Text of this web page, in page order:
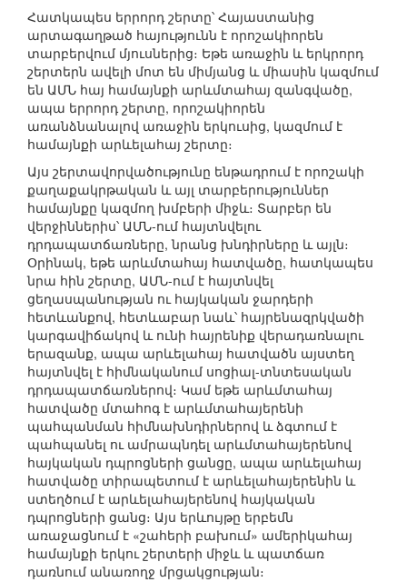
Հատկապես երրորդ շերտը՝ Հայաստանից
արտագաղթած հայությունն է որոշակիորեն
տարբերվում մյուսներից։ Եթե առաջին և երկրորդ
շերտերն ավելի մոտ են միմյանց և միասին կազմում
են ԱՄՆ հայ համայնքի արևմտահայ զանգվածը,
ապա երրորդ շերտը, որոշակիորեն
առանձնանալով առաջին երկուսից, կազմում է
համայնքի արևելահայ շերտը։
Այս շերտավորվածությունը ենթադրում է որոշակի
քաղաքակրթական և այլ տարբերություններ
համայնքը կազմող խմբերի միջև։ Տարբեր են
վերջիններիս՝ ԱՄՆ-ում հայտնվելու
դրդապատճառները, նրանց խնդիրները և այլն։
Օրինակ, եթե արևմտահայ հատվածը, հատկապես
նրա հին շերտը, ԱՄՆ-ում է հայտնվել
ցեղասպանության ու հայկական ջարդերի
հետևանքով, հետևաբար նաև՝ հայրենազրկվածի
կարգավիճակով և ունի հայրենիք վերադառնալու
երազանք, ապա արևելահայ հատվածն այստեղ
հայտնվել է հիմնականում սոցիալ-տնտեսական
դրդապատճառներով։ Կամ եթե արևմտահայ
հատվածը մտահոգ է արևմտահայերենի
պահպանման հիմնախնդիրներով և ձգտում է
պահպանել ու ամրապնդել արևմտահայերենով
հայկական դպրոցների ցանցը, ապա արևելահայ
հատվածը տիրապետում է արևելահայերենին և
ստեղծում է արևելահայերենով հայկական
դպրոցների ցանց։ Այս երևույթը երբեմն
առաջացնում է «շահերի բախում» ամերիկահայ
համայնքի երկու շերտերի միջև և պատճառ
դառնում անառողջ մրցակցության։